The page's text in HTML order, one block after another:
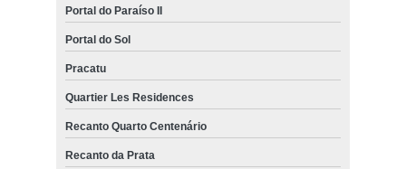
Portal do Paraíso II
Portal do Sol
Pracatu
Quartier Les Residences
Recanto Quarto Centenário
Recanto da Prata